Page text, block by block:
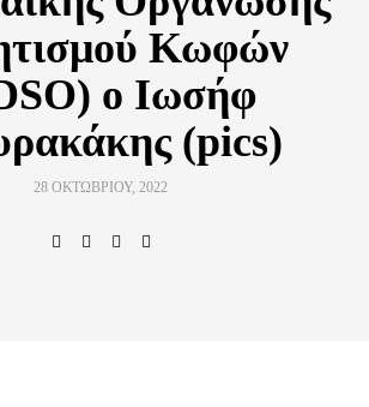
Κωφών
ο Ιωσήφ
(pics)
28 ΟΚΤΩΒΡΊΟΥ, 2022